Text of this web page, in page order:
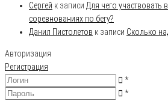
Сергей к записи Для чего участвовать
соревнованиях по бегу?
Данил Пистолетов к записи Сколько
Авторизация
Регистрация
*
*